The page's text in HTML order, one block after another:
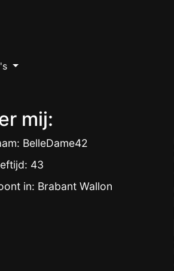
mij:
BelleDame42
43
in: Brabant Wallon